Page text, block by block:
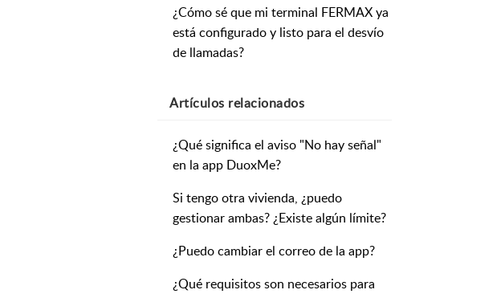
¿Cómo sé que mi terminal FERMAX ya
está configurado y listo para el desvío
de llamadas?
Artículos relacionados
¿Qué significa el aviso "No hay señal"
en la app DuoxMe?
Si tengo otra vivienda, ¿puedo
gestionar ambas? ¿Existe algún límite?
¿Puedo cambiar el correo de la app?
¿Qué requisitos son necesarios para